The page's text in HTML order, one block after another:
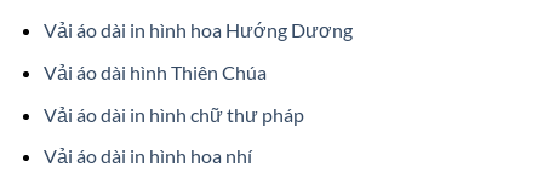
Vải áo dài in hình hoa Hướng Dương
Vải áo dài hình Thiên Chúa
Vải áo dài in hình chữ thư pháp
Vải áo dài in hình hoa nhí